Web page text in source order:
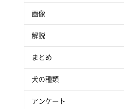
画像
解説
まとめ
犬の種類
アンケート